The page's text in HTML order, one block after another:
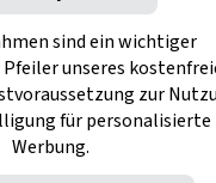
bestellen.
sich für das
SieHIER
sind ein wichtiger
unseres
zur
für personalisierte
Werbung.